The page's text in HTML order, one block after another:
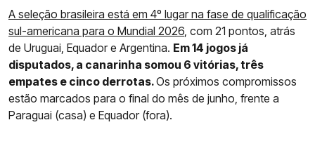
A seleção brasileira está em 4º lugar na fase de qualificação
sul-americana para o Mundial 2026, com 21 pontos, atrás
de Uruguai, Equador e Argentina. Em 14 jogos já
disputados, a canarinha somou 6 vitórias, três
empates e cinco derrotas.Os próximos compromissos
estão marcados para o final do mês de junho, frente a
Paraguai (casa) e Equador (fora).